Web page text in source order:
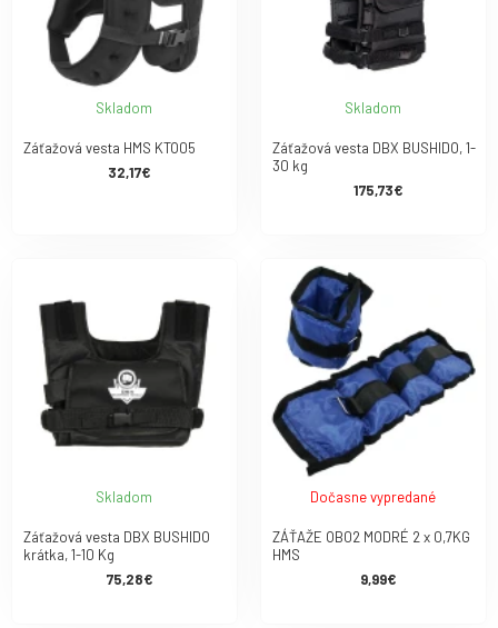
Skladom
Záťažová vesta HMS KTO05
32,17€
Skladom
Záťažová vesta DBX BUSHIDO, 1-
30 kg
175,73€
Skladom
Záťažová vesta DBX BUSHIDO
krátka, 1-10 Kg
75,28€
Dočasne vypredané
ZÁŤAŽE OB02 MODRÉ 2 x 0,7KG
HMS
9,99€